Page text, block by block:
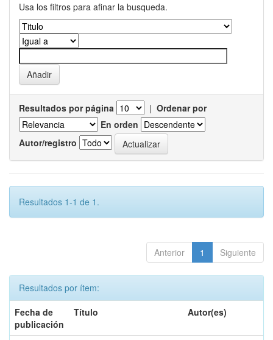
Usa los filtros para afinar la busqueda.
Resultados por página | Ordenar por
En orden
Autor/registro
Resultados 1-1 de 1.
Anterior 1 Siguiente
Resultados por ítem:
Fecha de
publicación
Título Autor(es)